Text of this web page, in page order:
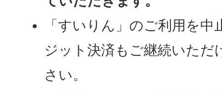
「すいりん」のご利用を
ジット決済もご継続いただ
さい。